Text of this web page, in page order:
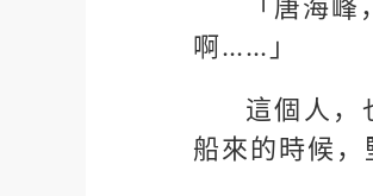
「唐海
啊……」
這個人，
船來的時候，